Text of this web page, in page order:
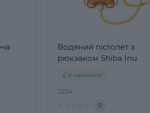
Водяний пістолет з
рюкзаком Shiba Inu
Є в наявності
3204
0